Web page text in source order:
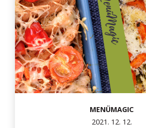
MENÜMAGIC
2021. 12. 12.